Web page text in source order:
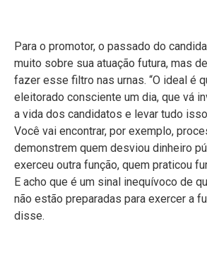
Para o promotor, o passado do
muito sobre sua atuação futura, mas
fazer esse filtro nas urnas. “O ideal é
eleitorado consciente um dia, que vá
a vida dos candidatos e levar tudo
Você vai encontrar, por exemplo,
demonstrem quem desviou dinheiro
exerceu outra função, quem praticou
E acho que é um sinal inequívoco de
não estão preparadas para exercer a
disse.